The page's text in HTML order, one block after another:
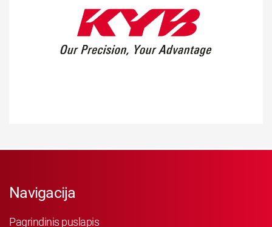
Navigacija
Pagrindinis puslapis